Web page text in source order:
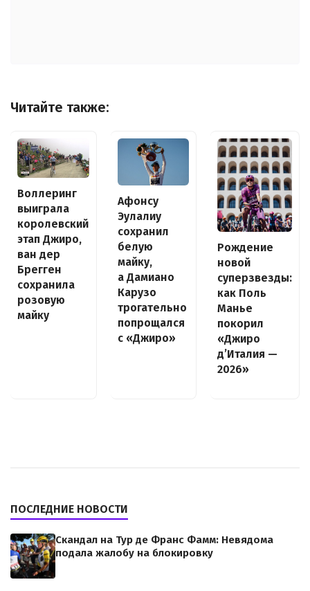
Читайте также:
Воллеринг
выиграла
королевский
этап Джиро,
ван дер
Брегген
сохранила
розовую
майку
Афонсу
Эулалиу
сохранил
белую
майку,
а Дамиано
Карузо
трогательно
попрощался
с «Джиро»
Рождение
новой
суперзвезды:
как Поль
Манье
покорил
«Джиро
д’Италия —
2026»
ПОСЛЕДНИЕ НОВОСТИ
Скандал на Тур де Франс Фамм: Невядома
подала жалобу на блокировку